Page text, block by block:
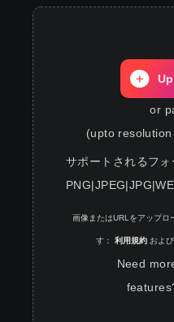
or
(upto
サポートされるフォ
PNG|JPEG|JPG|
画像またはURLをアップロ
す： 利用規約 および
Need